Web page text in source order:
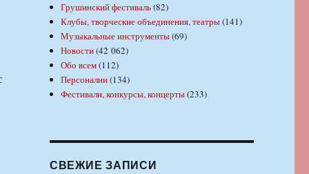
Грушинский фестиваль(82)
Клубы, творческие объединения, театры(141)
Музыкальные инструменты(69)
Новости(42 062)
Обо всем(112)
Персоналии(134)
Фестивали, конкурсы, концерты(233)
СВЕЖИЕ ЗАПИСИ